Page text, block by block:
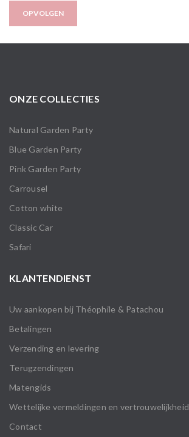
OPVOLGEN
ONZE COLLECTIES
Natural Garden Party
Blue Garden Party
Pink Garden Party
Carrousel
Cotton white
Classic Car
Safari
KLANTENDIENST
Uw aankopen bij Théophile & Patachou
Betalingen
Verzending en levering
Terugzendingen
Matengids
Wettelijke vermeldingen en vertrouwelijkheid
Contact